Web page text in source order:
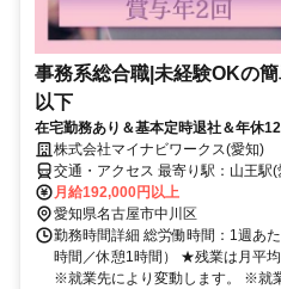
事務系総合職|未経験OKの
以下
在宅勤務あり＆基本定時退社＆年休
株式会社マイナビワークス(愛知)
交通・アクセス 最寄り駅：山王駅(
月給192,000円以上
愛知県名古屋市中川区
勤務時間詳細 総労働時間：1週あ
時間／休憩1時間） ★残業は月平
※就業先により変動します。 ※就